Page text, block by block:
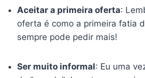
Aceitar a primeira oferta:
oferta é como a primeira fatia
sempre pode pedir mais!
Ser muito informal: Eu uma